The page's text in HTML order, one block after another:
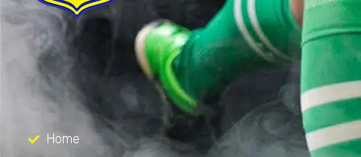
FUEC
Só mais um site WordPress
Menu
Home